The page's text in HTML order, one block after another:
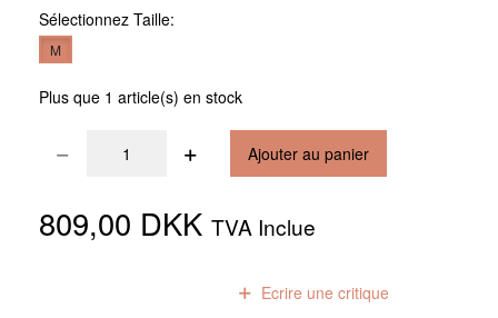
Sélectionnez Taille:
M
Plus que 1 article(s) en stock
Ajouter au panier
809,00 DKK TVA Inclue
Ecrire une critique